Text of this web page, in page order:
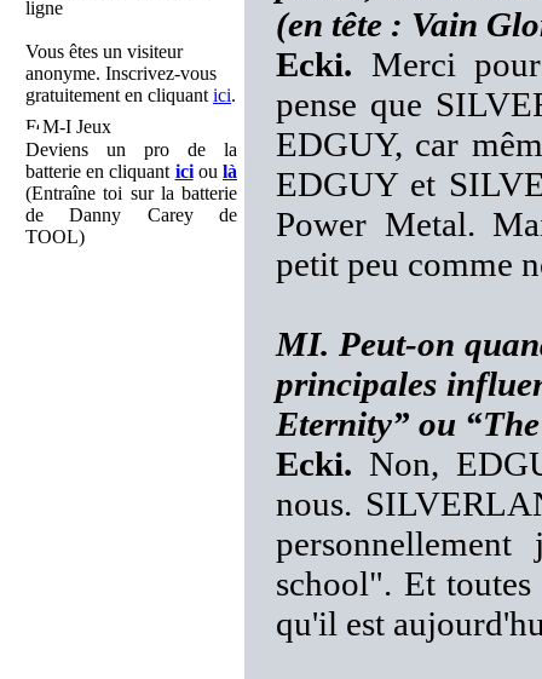
ligne
Vous êtes un visiteur
anonyme. Inscrivez-vous
gratuitement en cliquant ici.
M-I Jeux
Deviens un pro de la
batterie en cliquant icioulà
(Entraîne toi sur la batterie
de Danny Carey de
TOOL)
(en tête : Vain
Ecki. Merci
pense que
EDGUY, car
EDGUY et
Power Metal.
petit peu comme
MI. Peut-on
principales
Eternity” ou
Ecki. Non,
nous.
school". Et
qu'il est